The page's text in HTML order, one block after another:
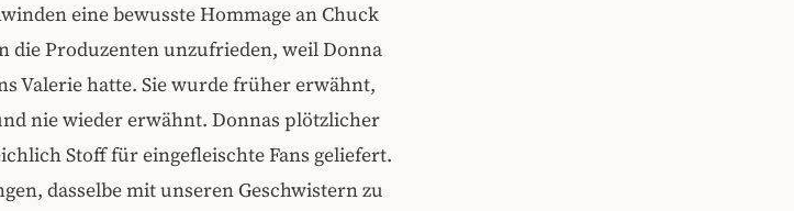
eine bewusste Hommage an Chuck
die Produzenten unzufrieden, weil Donna
Valerie hatte. Sie wurde früher erwähnt,
nie wieder erwähnt. Donnas plötzlicher
Stoff für eingefleischte Fans geliefert.
dasselbe mit unseren Geschwistern zu